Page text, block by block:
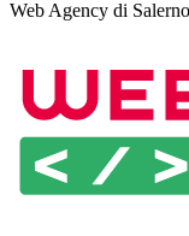
Web Agency di